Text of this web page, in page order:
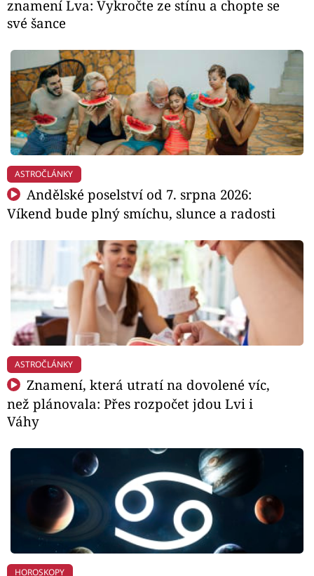
znamení Lva: Vykročte ze stínu a chopte se
své šance
ASTROČLÁNKY
Andělské poselství od 7. srpna 2026:
Víkend bude plný smíchu, slunce a radosti
ASTROČLÁNKY
Znamení, která utratí na dovolené víc,
než plánovala: Přes rozpočet jdou Lvi i
Váhy
HOROSKOPY